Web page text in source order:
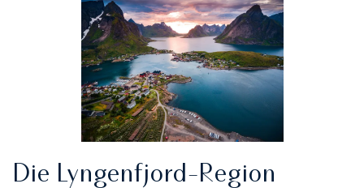
Die Lyngenfjord-Region